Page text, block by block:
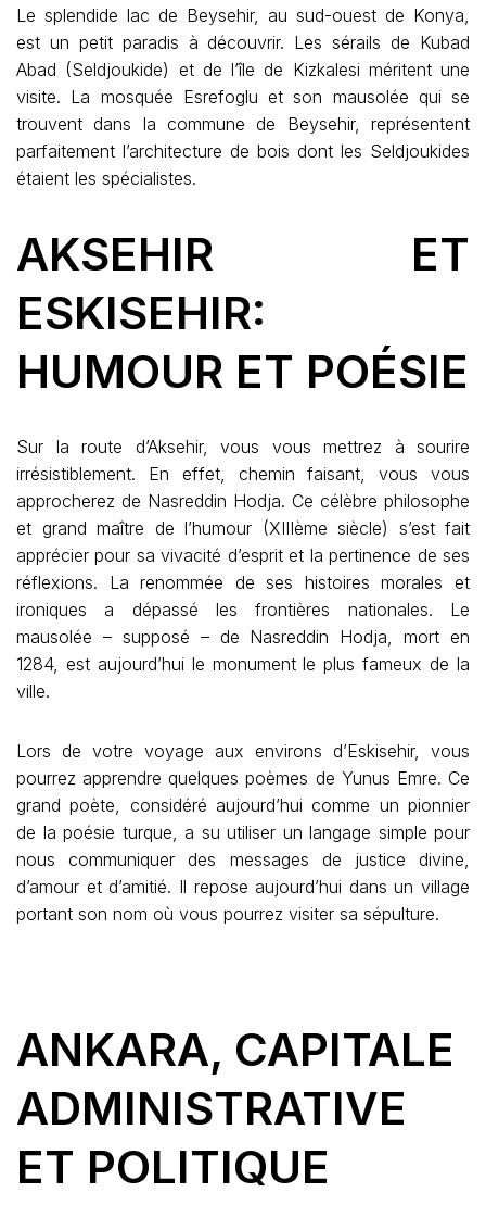
Le splendide lac de Beysehir, au sud-ouest de Konya,
est un petit paradis à découvrir. Les sérails de Kubad
Abad (Seldjoukide) et de l’île de Kizkalesi méritent une
visite. La mosquée Esrefoglu et son mausolée qui se
trouvent dans la commune de Beysehir, représentent
parfaitement l’architecture de bois dont les Seldjoukides
étaient les spécialistes.
AKSEHIR ET
ESKISEHIR:
HUMOUR ET POÉSIE
Sur la route d’Aksehir, vous vous mettrez à sourire
irrésistiblement. En effet, chemin faisant, vous vous
approcherez de Nasreddin Hodja. Ce célèbre philosophe
et grand maître de l’humour (XIIIème siècle) s’est fait
apprécier pour sa vivacité d’esprit et la pertinence de ses
réflexions. La renommée de ses histoires morales et
ironiques a dépassé les frontières nationales. Le
mausolée – supposé – de Nasreddin Hodja, mort en
1284, est aujourd’hui le monument le plus fameux de la
ville.
Lors de votre voyage aux environs d’Eskisehir, vous
pourrez apprendre quelques poèmes de Yunus Emre. Ce
grand poète, considéré aujourd’hui comme un pionnier
de la poésie turque, a su utiliser un langage simple pour
nous communiquer des messages de justice divine,
d’amour et d’amitié. Il repose aujourd’hui dans un village
portant son nom où vous pourrez visiter sa sépulture.
ANKARA, CAPITALE
ADMINISTRATIVE
ET POLITIQUE